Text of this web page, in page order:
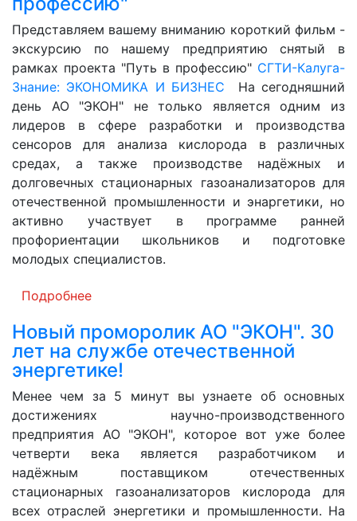
Представляем вашему вниманию короткий фильм -
экскурсию по нашему предприятию снятый в
рамках проекта "Путь в профессию" СГТИ-Калуга-
Знание: ЭКОНОМИКА И БИЗНЕС На сегодняшний
день АО "ЭКОН" не только является одним из
лидеров в сфере разработки и производства
сенсоров для анализа кислорода в различных
средах, а также производстве надёжных и
долговечных стационарных газоанализаторов для
отечественной промышленности и энаргетики, но
активно участвует в программе ранней
профориентации школьников и подготовке
молодых специалистов.
Подробнее
Новый проморолик АО "ЭКОН". 30
лет на службе отечественной
энергетике!
Менее чем за 5 минут вы узнаете об основных
достижениях научно-производственного
предприятия АО "ЭКОН", которое вот уже более
четверти века является разработчиком и
надёжным поставщиком отечественных
стационарных газоанализаторов кислорода для
всех отраслей энергетики и промышленности. На